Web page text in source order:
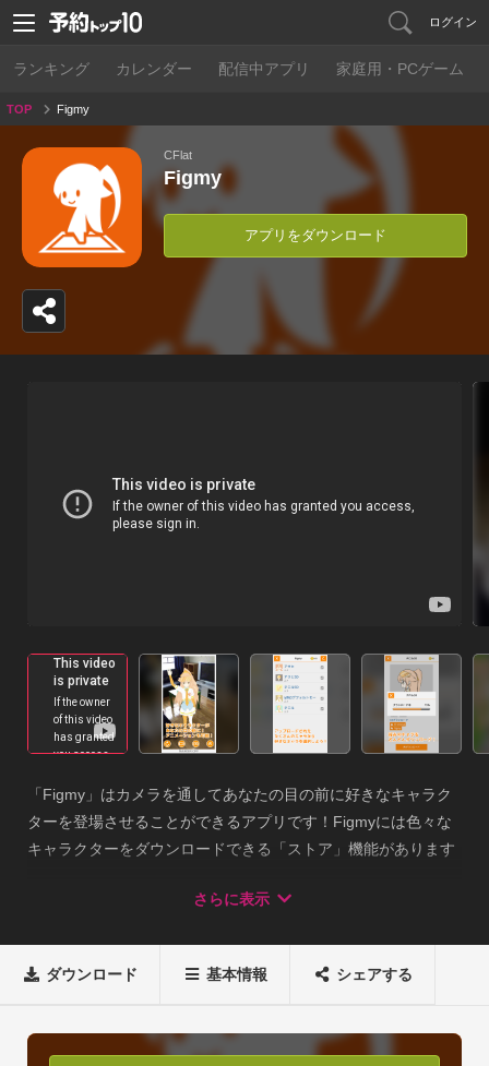
ログイン
ランキング カレンダー 配信中アプリ 家庭用・PCゲーム
TOP Figmy
CFlat
Figmy
アプリをダウンロード
「Figmy」はカメラを通してあなたの目の前に好きなキャラク
ターを登場させることができるアプリです！Figmyには色々な
キャラクターをダウンロードできる「ストア」機能があります
んダウンロードしましょう！ダウンロードしたキャラクターは
してくれるキャラクターもいます。さらにマーカーモードでは
お気に入りのポーズで写真や動画を撮ってシェアすると楽しい
さらに表示
ダウンロード 基本情報 シェアする